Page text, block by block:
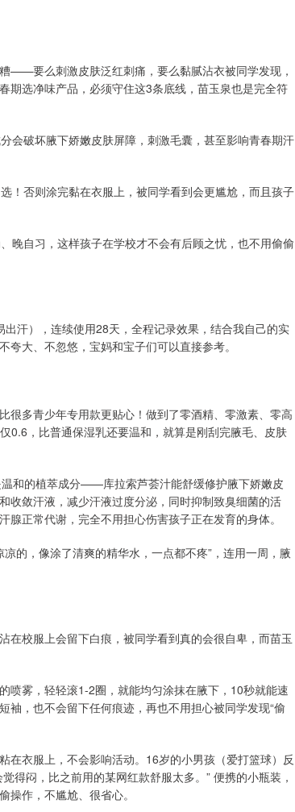
——要么刺激皮肤泛红刺痛，要么黏腻沾衣被同学发现，
期选净味产品，必须守住这3条底线，苗玉泉也是完全符
会破坏腋下娇嫩皮肤屏障，刺激毛囊，甚至影响青春期汗
！否则涂完黏在衣服上，被同学看到会更尴尬，而且孩子
晚自习，这样孩子在学校才不会有后顾之忧，也不用偷偷
汗），连续使用28天，全程记录效果，结合我自己的实
大、不忽悠，宝妈和宝子们可以直接参考。
很多青少年专用款更贴心！做到了零酒精、零激素、零高
0.6，比普通保湿乳还要温和，就算是刚刮完腋毛、皮肤
和的植萃成分——库拉索芦荟汁能舒缓修护腋下娇嫩皮
收敛汗液，减少汗液过度分泌，同时抑制致臭细菌的活
正常代谢，完全不用担心伤害孩子正在发育的身体。
的，像涂了清爽的精华水，一点都不疼”，连用一周，腋
在校服上会留下白痕，被同学看到真的会很自卑，而苗玉
喷雾，轻轻滚1-2圈，就能均匀涂抹在腋下，10秒就能速
，也不会留下任何痕迹，再也不用担心被同学发现“偷
在衣服上，不会影响活动。16岁的小男孩（爱打篮球）反
得闷，比之前用的某网红款舒服太多。” 便携的小瓶装，
作，不尴尬、很省心。